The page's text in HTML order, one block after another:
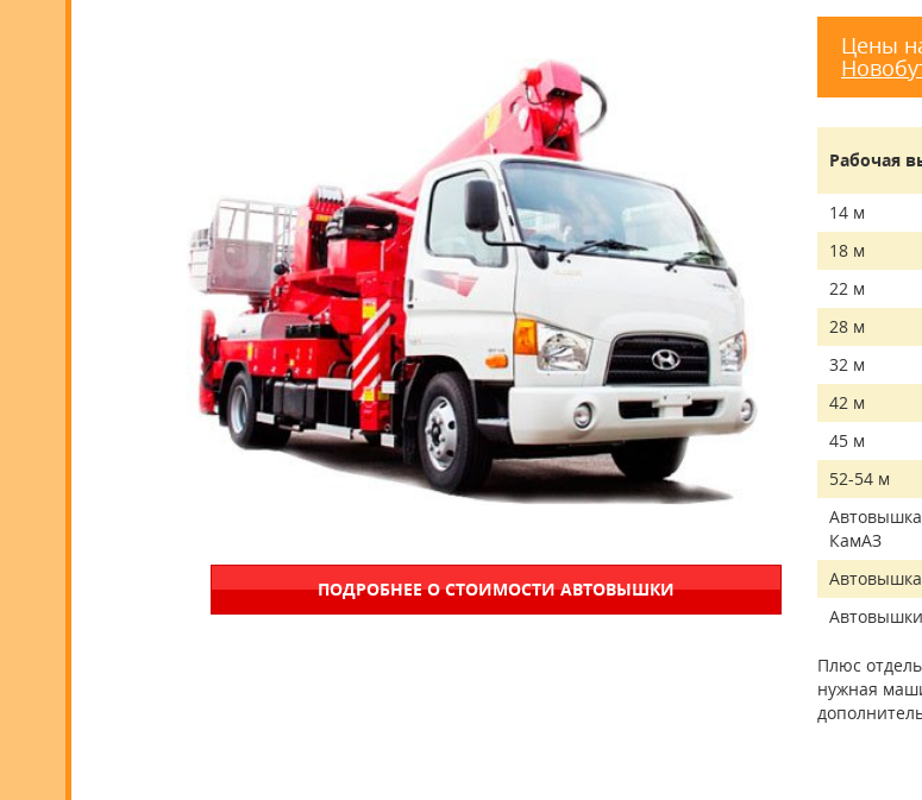
ПОДРОБНЕЕ О СТОИМОСТИ АВТОВЫШКИ
Цены
Рабочая
14 м
18 м
22 м
28 м
32 м
42 м
45 м
52-54 м
КамАЗ
Плюс
нужная